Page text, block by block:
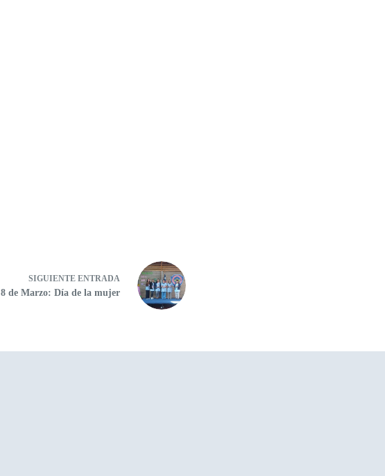
SIGUIENTE ENTRADA
8 de Marzo: Día de la mujer